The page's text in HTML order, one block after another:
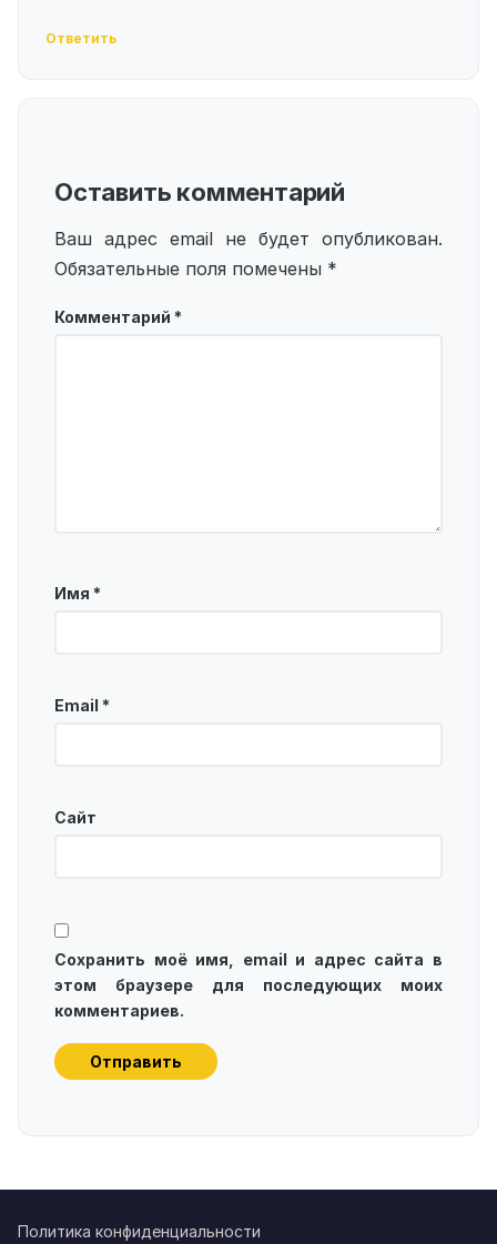
Ответить
Оставить комментарий
Ваш адрес email не будет опубликован.
Обязательные поля помечены *
Комментарий *
Имя *
Email *
Сайт
Сохранить моё имя, email и адрес сайта в
этом браузере для последующих моих
комментариев.
Политика конфиденциальности